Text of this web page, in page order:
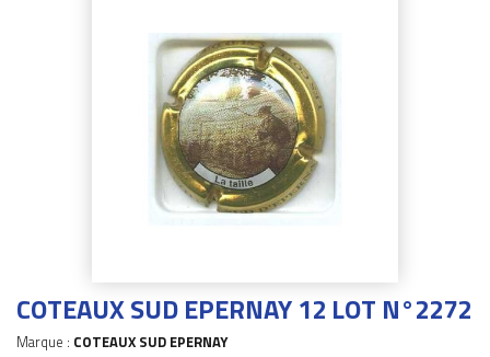
COTEAUX SUD EPERNAY 12 LOT N°2272
Marque : COTEAUX SUD EPERNAY